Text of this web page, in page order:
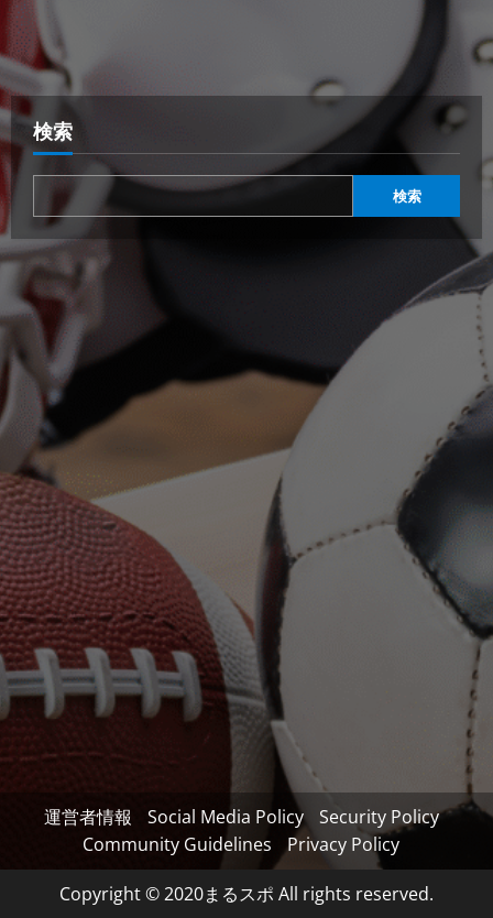
検索
検索
運営者情報 Social Media Policy
Security Policy
Community Guidelines
Privacy Policy
Copyright © 2020まるスポ All rights reserved.